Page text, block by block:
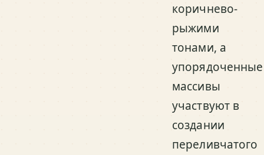
коричнево-
рыжими
тонами, а
упорядоченные
массивы
участвуют в
создании
переливчатого